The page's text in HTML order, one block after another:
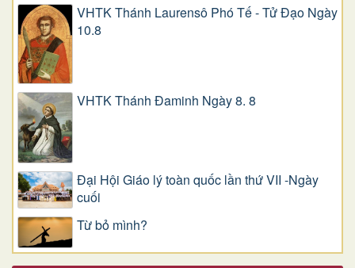
VHTK Thánh Laurensô Phó Tế - Tử Đạo Ngày
10.8
VHTK Thánh Đaminh Ngày 8. 8
Đại Hội Giáo lý toàn quốc lần thứ VII -Ngày
cuối
Từ bỏ mình?